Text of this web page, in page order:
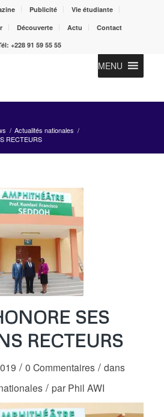
Publicité
Vie étudiante
Découverte Actu
Contact
+228 91 59 55 55
MENU
/ Actualités nationales /
RECTEURS
SES
RECTEURS
/ 0 Commentaires / dans
/ par Phil AWI